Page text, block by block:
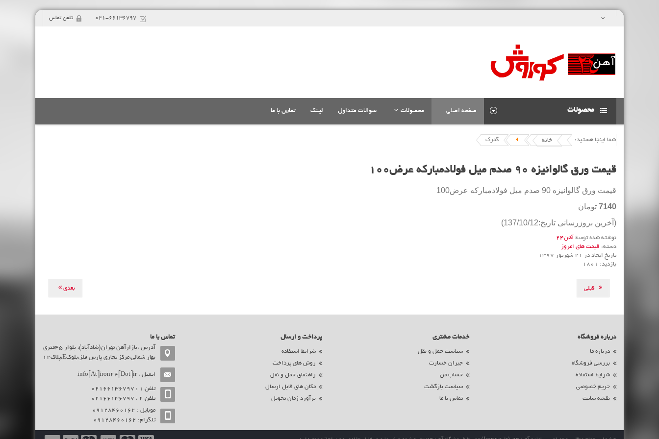
021-66136797 تلفن تماس
محصولات صفحه اصلی محصولات سوالات متداول لینک تماس با ما
شما اینجا هستید: خانه گمرک
قیمت ورق گالوانیزه 90 صدم میل فولادمبارکه عرض100
قیمت ورق گالوانیزه 90 صدم میل فولادمبارکه عرض100
7140 تومان
(آخرین بروزرسانی تاریخ:137/10/12)
نوشته شده توسط آهن24
دسته: قیمت های امروز
تاریخ ایجاد در 21 شهریور 1397
بازدید: 1801
قبلی بعدی
درباره فروشگاه
درباره ما
بررسی فروشگاه
شرایط استفاده
حریم خصوصی
نقشه سایت
خدمات مشتری
سیاست حمل و نقل
جبران خسارت
حساب من
سیاست بازگشت
تماس با ما
پرداخت و ارسال
شرایط استفاده
روش های پرداخت
راهنمای حمل و نقل
مکان های قابل ارسال
برآورد زمان تحویل
تماس با ما
آدرس :بازارآهن تهران(شادآباد)، بلوار 45متری
بهار شمالی،مرکز تجاری پارس فلز،بلوکE،پلاک12
ایمیل :info[At]iron24[Dot]ir
تلفن ۱ : 02166136797
تلفن ۲ : 02166136797
موبایل : ۰9128460162
تلگرام: ۰9128460162